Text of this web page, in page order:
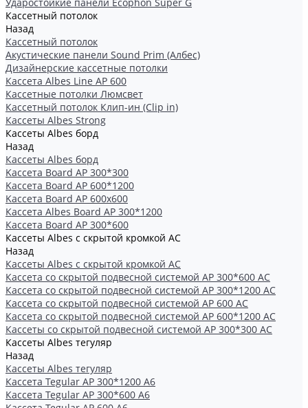
Кассетный потолок
Назад
Кассетный потолок
Акустические панели Sound Prim (Албес)
Дизайнерские кассетные потолки
Кассета Albes Line AP 600
Кассетные потолки Люмсвет
Кассетный потолок Клип-ин (Clip in)
Кассеты Albes Strong
Кассеты Albes борд
Назад
Кассеты Albes борд
Kассета Board AP 300*300
Kассета Board AP 600*1200
Kассета Board AP 600x600
Кассетa Albes Board AP 300*1200
Кассета Board AP 300*600
Кассеты Albes с скрытой кромкой AC
Назад
Кассеты Albes с скрытой кромкой AC
Кассетa со скрытой подвесной системой АР 300*600 AC
Кассета со скрытой подвесной системой АР 300*1200 AC
Кассета со скрытой подвесной системой АР 600 AC
Кассета со скрытой подвесной системой АР 600*1200 AC
Кассеты со скрытой подвесной системой АР 300*300 АС
Кассеты Albes тегуляр
Назад
Кассеты Albes тегуляр
Кассета Tegular AP 300*1200 А6
Кассета Tegular AP 300*600 А6